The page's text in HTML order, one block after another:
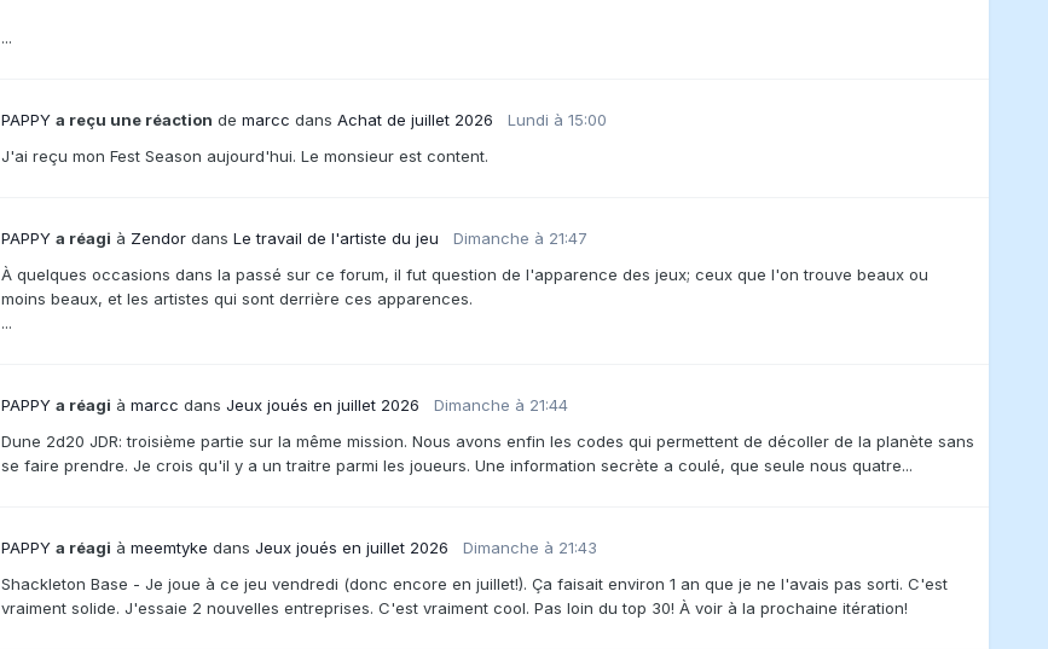
...
PAPPY a reçu une réaction de marcc dans Achat de juillet 2026
Lundi à 15:00
J'ai reçu mon Fest Season aujourd'hui. Le monsieur est content.
PAPPY a réagi à Zendordans Le travail de l'artiste du jeu
Dimanche à 21:47
À quelques occasions dans la passé sur ce forum, il fut question de l'apparence des jeux; ceux que l'on trouve beaux ou
moins beaux, et les artistes qui sont derrière ces apparences.
...
PAPPY a réagi à marcc dans Jeux joués en juillet 2026
Dimanche à 21:44
Dune 2d20 JDR: troisième partie sur la même mission. Nous avons enfin les codes qui permettent de décoller de la planète sans
se faire prendre. Je crois qu'il y a un traitre parmi les joueurs. Une information secrète a coulé, que seule nous quatre...
PAPPY a réagi à meemtyke dans Jeux joués en juillet 2026
Dimanche à 21:43
Shackleton Base - Je joue à ce jeu vendredi (donc encore en juillet!). Ça faisait environ 1 an que je ne l'avais pas sorti. C'est
vraiment solide. J'essaie 2 nouvelles entreprises. C'est vraiment cool. Pas loin du top 30! À voir à la prochaine itération!